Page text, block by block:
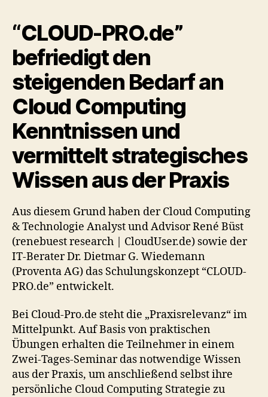
“CLOUD-PRO.de”
befriedigt den
steigenden Bedarf an
Cloud Computing
Kenntnissen und
vermittelt strategisches
Wissen aus der Praxis
Aus diesem Grund haben der Cloud Computing
& Technologie Analyst und Advisor René Büst
(renebuest research | CloudUser.de) sowie der
IT-Berater Dr. Dietmar G. Wiedemann
(Proventa AG) das Schulungskonzept “CLOUD-
PRO.de” entwickelt.
Bei Cloud-Pro.de steht die „Praxisrelevanz“ im
Mittelpunkt. Auf Basis von praktischen
Übungen erhalten die Teilnehmer in einem
Zwei-Tages-Seminar das notwendige Wissen
aus der Praxis, um anschließend selbst ihre
persönliche Cloud Computing Strategie zu